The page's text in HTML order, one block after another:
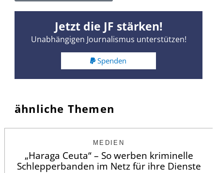
Jetzt die JF stärken!
Unabhängigen Journalismus unterstützen!
Spenden
ähnliche Themen
MEDIEN
„Haraga Ceuta“ – So werben kriminelle
Schlepperbanden im Netz für ihre Dienste